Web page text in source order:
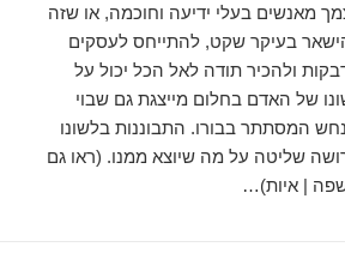
מאנשים בעלי ידיעה וחוכמה, או שזה
בעיקר שקט, להתייחס לעסקים
ולהכיר תודה לאל הכל יכול על
של האדם בחלום מייצגת גם שבוי
המסתתר בבורו. התבוננות בלשונו
שליטה על מה שיוצא ממנו. (ראו גם
שפה | איות)…